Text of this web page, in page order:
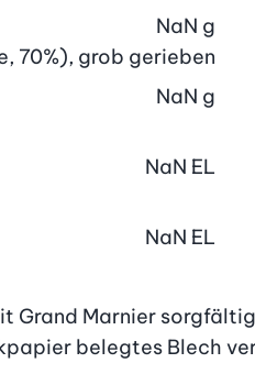
70%), grob gerieben
NaN g
NaN g
NaN EL
NaN EL
Grand Marnier
belegtes Blech